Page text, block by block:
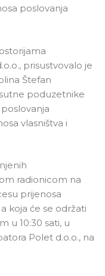
poslovanja
prisustvovalo je
Štefan
poduzetnike
vlasništva i
radionicom na
prijenosa
koja će se održati
u 10:30 sati, u
Polet d.o.o., na